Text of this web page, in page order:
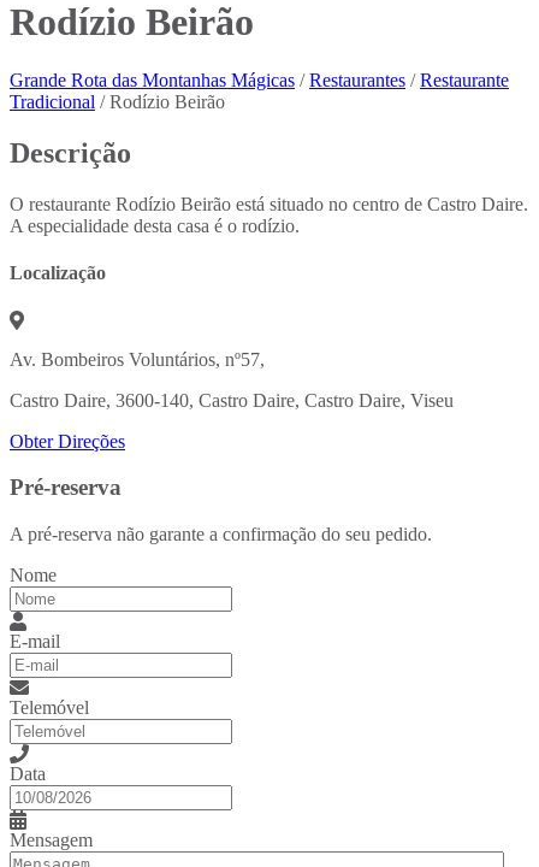
Rodízio Beirão
Grande Rota das Montanhas Mágicas / Restaurantes / Restaurante
Tradicional / Rodízio Beirão
Descrição
O restaurante Rodízio Beirão está situado no centro de Castro Daire.
A especialidade desta casa é o rodízio.
Localização
Av. Bombeiros Voluntários, nº57,
Castro Daire, 3600-140, Castro Daire, Castro Daire, Viseu
Obter Direções
Pré-reserva
A pré-reserva não garante a confirmação do seu pedido.
Nome
E-mail
Telemóvel
Data
Mensagem